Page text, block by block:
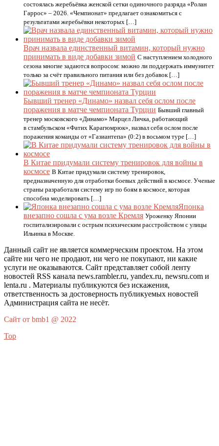
состоялась жеребьёвка женской сетки одиночного разряда «Ролан
Гаррос» – 2026. «Чемпионат» предлагает ознакомиться с
результатами жеребьёвки некоторых […]
Врач назвала единственный витамин, который нужно
принимать в виде добавки зимой С наступлением холодного
сезона многие задаются вопросом: можно ли поддержать иммунитет
только за счёт правильного питания или без добавок […]
Бывший тренер «Динамо» назвал себя ослом после
поражения в матче чемпионата Турции Бывший главный
тренер московского «Динамо» Марцел Личка, работающий
в стамбульском «Фатих Карагюмрюк», назвал себя ослом после
поражения команды от «Газиантепа» (0:2) в восьмом туре […]
В Китае придумали систему тренировок для войны в
космосе В Китае придумали систему тренировок,
предназначенную для отработки боевых действий в космосе. Ученые
страны разработали систему игр по боям в космосе, которая
способна моделировать […]
Японка
внезапно сошла с ума возле Кремля Уроженку Японии
госпитализировали с острым психическим расстройством с улицы
Ильинка в Москве.
Данный сайт не является коммерческим проектом. На этом
сайте ни чего не продают, ни чего не покупают, ни какие
услуги не оказываются. Сайт представляет собой ленту
новостей RSS канала news.rambler.ru, yandex.ru, newsru.com и
lenta.ru . Материалы публикуются без искажения,
ответственность за достоверность публикуемых новостей
Администрация сайта не несёт.
Сайт от bmb1 @ 2022
Top